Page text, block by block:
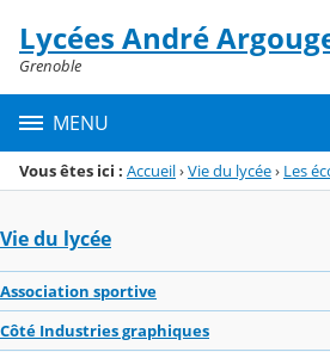
Menu de la rubrique
Contenu
Lycées André
Grenoble
MENU
Vous êtes ici : Accueil›Vie du lycée› Les
Vie du lycée
Association sportive
Côté Industries graphiques